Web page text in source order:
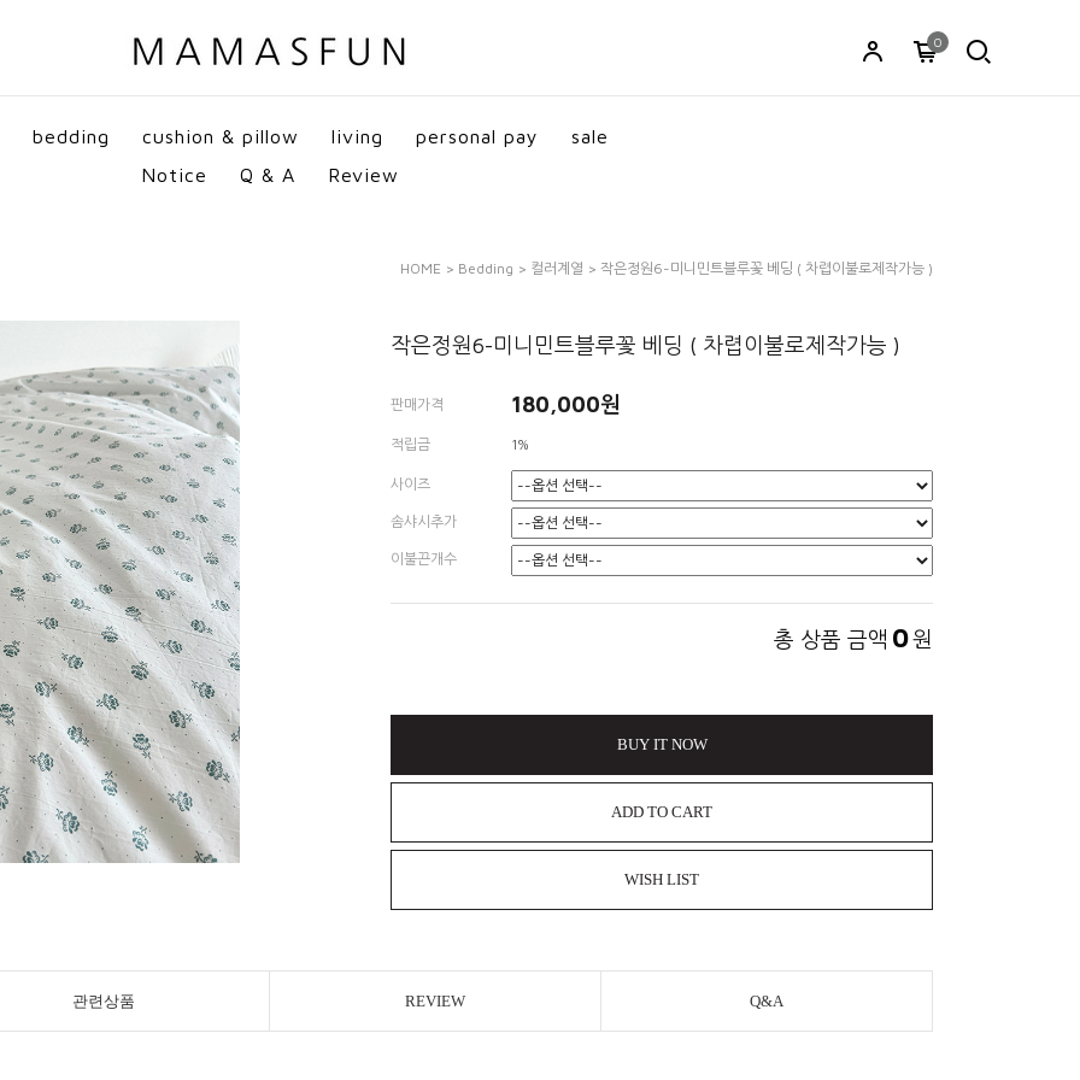
0
bedding cushion & pillow living personal pay
sale
Notice
Q & A Review
HOME > Bedding > 컬러계열 > 작은정원6-미니민트블루꽃 베딩 ( 차렵이불로제작가능 )
작은정원6-미니민트블루꽃 베딩 ( 차렵이불로제작가능 )
판매가격 180,000원
적립금 1%
사이즈
솜샤시추가
이불끈개수
총 상품 금액 0원
BUY IT NOW
ADD TO CART
WISH LIST
관련상품 REVIEW Q&A